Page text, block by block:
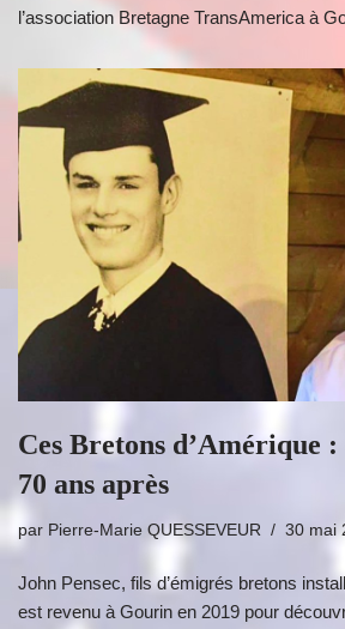
l’association Bretagne TransAmerica à
Ces Bretons d’Amérique :
70 ans après
par Pierre-Marie QUESSEVEUR 30 mai
John Pensec, fils d’émigrés bretons
est revenu à Gourin en 2019 pour